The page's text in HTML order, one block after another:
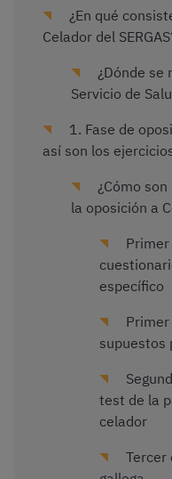
¿En qué
Celador del
¿Dónde se
Servicio de
1. Fase de
así son los
¿Cómo
la oposición a
específico
supuestos
test de la
celador
Tercer